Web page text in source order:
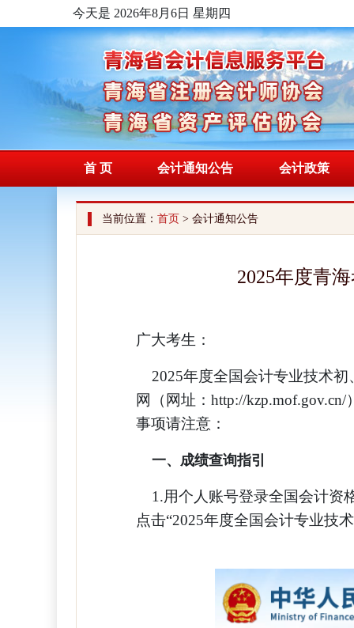
今天是 2026年8月6日 星期四
首 页 会计通知公告 会计政策
当前位置： 首页 > 会计通知公告
2025年度青
广大考生：
2025年度全国会计专业技术初
网（网址：http://
事项请注意：
一、成绩查询指引
1.用个人账号登录全国会计资
点击“2025年度全国会计专业技